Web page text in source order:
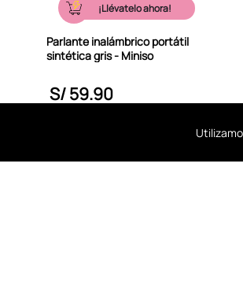
¡Llévatelo ahora!
Parlante inalámbrico portátil
sintética gris - Miniso
S/59.90